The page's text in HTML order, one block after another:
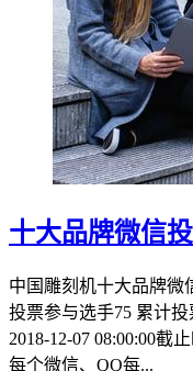
十大品牌微信
中国雕刻机十大品牌微
投票参与选手75 累计投
2018-12-07 08:00:00截
每个微信、QQ每...